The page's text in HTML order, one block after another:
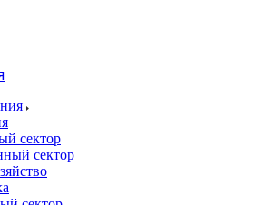
сектор
сектор